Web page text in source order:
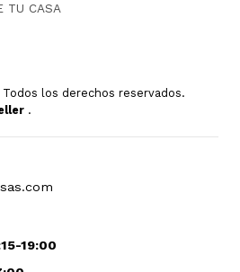
TU CASA
Todos los derechos reservados.
.
19:00